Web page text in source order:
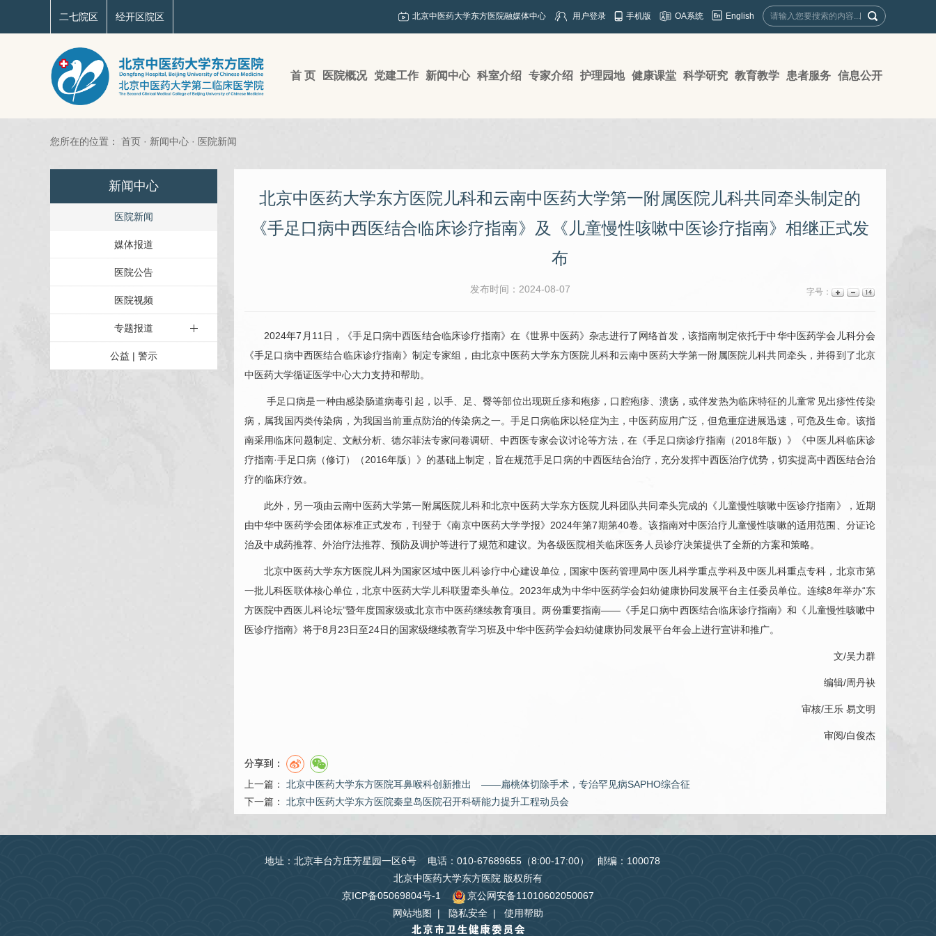
二七院区 经开区院区 北京中医药大学东方医院融媒体中心 用户登录 手机版 OA系统 English
首 页 医院概况 党建工作 新闻中心 科室介绍 专家介绍 护理园地 健康课堂 科学研究 教育教学 患者服务 信息公开
您所在的位置： 首页 · 新闻中心 · 医院新闻
新闻中心
医院新闻
媒体报道
医院公告
医院视频
专题报道
公益 | 警示
北京中医药大学东方医院儿科和云南中医药大学第一附属医院儿科共同牵头制定的
《手足口病中西医结合临床诊疗指南》及《儿童慢性咳嗽中医诊疗指南》相继正式发
布
发布时间：2024-08-07 字号：
2024年7月11日，《手足口病中西医结合临床诊疗指南》在《世界中医药》杂志进行了网络首发，该指南制定依托于中华中医药学会 儿科分会
《手足口病中西医结合临床诊疗指南》制定专家组，由北京中医药大学东方医院 儿科和云南中医药大学第一附属医院 儿科共同牵头，并得到了北京
中医药大学循证医学中心大力支持和帮助。
手足口病是一种由感染肠道病毒引起，以手、足、臀等部位出现斑丘疹和疱疹，口腔疱疹、溃疡，或伴发热为临床特征的儿童常见出疹性传染
病，属我国丙类传染病，为我国当前重点防治的传染病之一。手足口病临床以轻症为主，中医药应用广泛，但危重症进展迅速，可危及生命。该指
南采用临床问题制定、文献分析、德尔菲法专家问卷调研、中西医专家会议讨论等方法，在《手足口病诊疗指南（2018年版）》《中医儿科临床诊
疗指南·手足口病（修订）（2016年版）》的基础上制定，旨在规范手足口病的中西医结合治疗，充分发挥中西医治疗优势，切实提高中西医结合治
疗的临床疗效。
此外，另一项由云南中医药大学第一附属医院 儿科和北京中医药大学东方医院 儿科团队共同牵头完成的《儿童慢性咳嗽中医诊疗指南》，近期
由中华中医药学会团体标准正式发布，刊登于《南京中医药大学学报》2024年第7期第40卷。该指南对中医治疗儿童慢性咳嗽的适用范围、分证论
治及中成药推荐、外治疗法推荐、预防及调护等进行了规范和建议。为各级医院相关临床医务人员诊疗决策提供了全新的方案和策略。
北京中医药大学东方医院 儿科为国家区域中医儿科诊疗中心建设单位，国家中医药管理局中医儿科学重点学科及中医儿科重点专科，北京市第
一批儿科医联体核心单位，北京中医药大学儿科联盟牵头单位。2023年成为中华中医药学会妇幼健康协同发展平台主任委员单位。连续8年举办“东
方医院中西医儿科论坛”暨年度国家级或北京市中医药继续教育项目。两份重要指南——《手足口病中西医结合临床诊疗指南》和《儿童慢性咳嗽中
医诊疗指南》将于8月23日至24日的国家级继续教育学习班及中华中医药学会妇幼健康协同发展平台年会上进行宣讲和推广。
文/吴力群
编辑/周丹袂
审核/王乐 易文明
审阅/白俊杰
分享到：
上一篇：
北京中医药大学东方医院耳鼻喉科创新推出 ——扁桃体切除手术，专治罕见病SAPHO综合征
下一篇：
北京中医药大学东方医院秦皇岛医院召开科研能力提升工程动员会
地址：北京丰台方庄芳星园一区6号 电话：010-67689655（8:00-17:00） 邮编：100078
北京中医药大学东方医院 版权所有
京ICP备05069804号-1
京公网安备11010602050067
网站地图
| 隐私安全 | 使用帮助